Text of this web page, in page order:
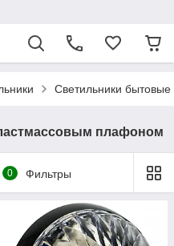
Светильники
плафоном
0 Фильтры